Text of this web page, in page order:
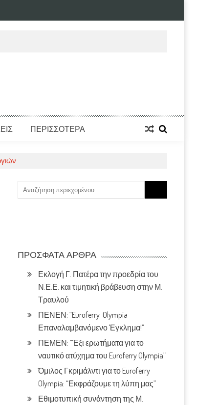
ΠΕΡΙΣΣΟΤΕΡΑ
for:
ΠΡΌΣΦΑΤΑ ΆΡΘΡΑ
Εκλογή Γ. Πατέρα την προεδρία του
Ν.Ε.Ε. και τιμητική βράβευση στην Μ.
Τραυλού
ΠΕΝΕΝ: “Euroferry Olympia
Επαναλαμβανόμενο Έγκλημα!”
ΠΕΜΕΝ: “Έξι ερωτήματα για το
ναυτικό ατύχημα του Euroferry Olympia”
Όμιλος Γκριμάλντι για το Euroferry
Olympia: “Εκφράζουμε τη λύπη μας”
Εθιμοτυπική συνάντηση της Μ.